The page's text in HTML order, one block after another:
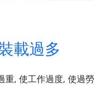
載過多
重, 使工作過度, 使過勞